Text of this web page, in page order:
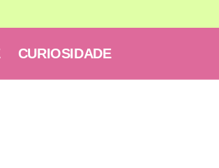
CURIOSIDADE